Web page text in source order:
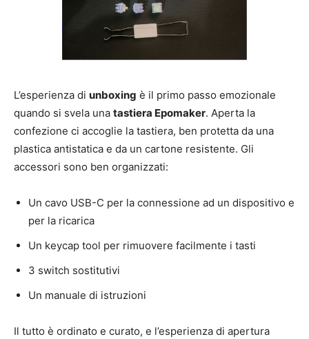
L’esperienza di unboxing è il primo passo emozionale
quando si svela una tastiera Epomaker. Aperta la
confezione ci accoglie la tastiera, ben protetta da una
plastica antistatica e da un cartone resistente. Gli
accessori sono ben organizzati:
Un cavo USB-C per la connessione ad un dispositivo e
per la ricarica
Un keycap tool per rimuovere facilmente i tasti
3 switch sostitutivi
Un manuale di istruzioni
Il tutto è ordinato e curato, e l’esperienza di apertura